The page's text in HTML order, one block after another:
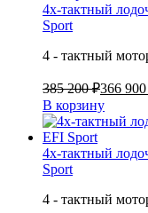
4х-тактный
Sport
4 - тактный
385 200 ₽366
В корзину
4х-тактный
Sport
4 - тактный